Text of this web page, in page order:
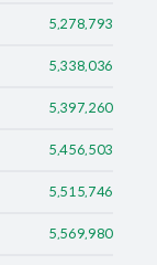
5,278,793
5,338,036
5,397,260
5,456,503
5,515,746
5,569,980